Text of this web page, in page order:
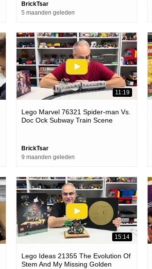
BrickTsar
5 maanden geleden
11:19
Lego Marvel 76321 Spider-man Vs.
Doc Ock Subway Train Scene
BrickTsar
9 maanden geleden
15:14
Lego Ideas 21355 The Evolution Of
Stem And My Missing Golden